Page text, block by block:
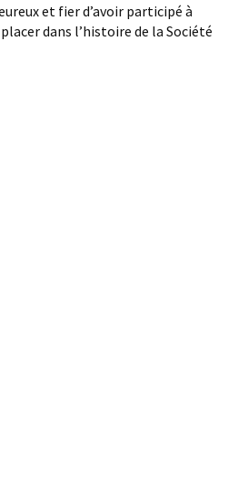
et fier d’avoir participé à
dans l’histoire de la Société